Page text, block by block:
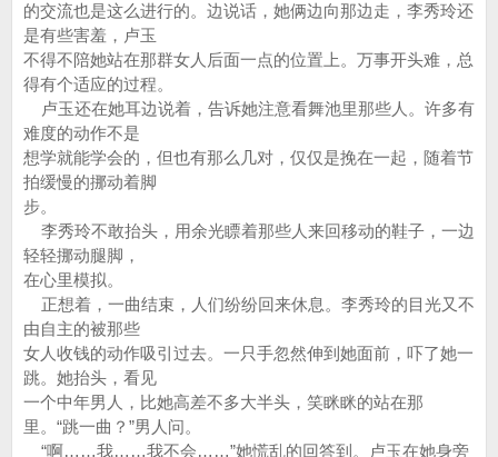
的交流也是这么进行的。边说话，她俩边向那边走，李秀玲还
是有些害羞，卢玉
不得不陪她站在那群女人后面一点的位置上。万事开头难，总
得有个适应的过程。
卢玉还在她耳边说着，告诉她注意看舞池里那些人。许多有
难度的动作不是
想学就能学会的，但也有那么几对，仅仅是挽在一起，随着节
拍缓慢的挪动着脚
步。
李秀玲不敢抬头，用余光瞟着那些人来回移动的鞋子，一边
轻轻挪动腿脚，
在心里模拟。
正想着，一曲结束，人们纷纷回来休息。李秀玲的目光又不
由自主的被那些
女人收钱的动作吸引过去。一只手忽然伸到她面前，吓了她一
跳。她抬头，看见
一个中年男人，比她高差不多大半头，笑眯眯的站在那
里。“跳一曲？”男人问。
“啊……我……我不会……”她慌乱的回答到。卢玉在她身旁